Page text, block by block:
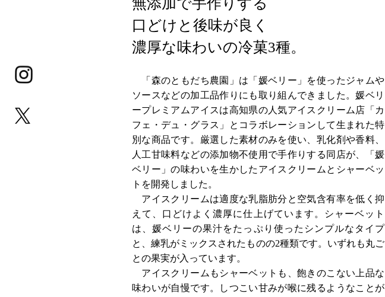
無添加で手作りする
口どけと後味が良く
濃厚な味わいの冷菓3種。
「森のともだち農園」は「媛ベリー」を使ったジャムや
ソースなどの加工品作りにも取り組んできました。媛ベリ
ープレミアムアイスは高知県の人気アイスクリーム店「カ
フェ・デュ・グラス」とコラボレーションして生まれた特
別な商品です。厳選した素材のみを使い、乳化剤や香料、
人工甘味料などの添加物不使用で手作りする同店が、「媛
ベリー」の味わいを生かしたアイスクリームとシャーベッ
トを開発しました。
アイスクリームは適度な乳脂肪分と空気含有率を低く抑
えて、口どけよく濃厚に仕上げています。シャーベット
は、媛ベリーの果汁をたっぷり使ったシンプルなタイプ
と、練乳がミックスされたものの2種類です。いずれも丸ご
との果実が入っています。
アイスクリームもシャーベットも、飽きのこない上品な
味わいが自慢です。しつこい甘みが喉に残るようなことが